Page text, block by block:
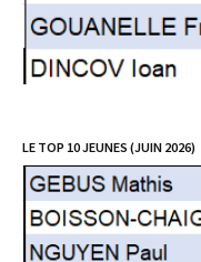
LE TOP 10 JEUNES (JUIN 2026)